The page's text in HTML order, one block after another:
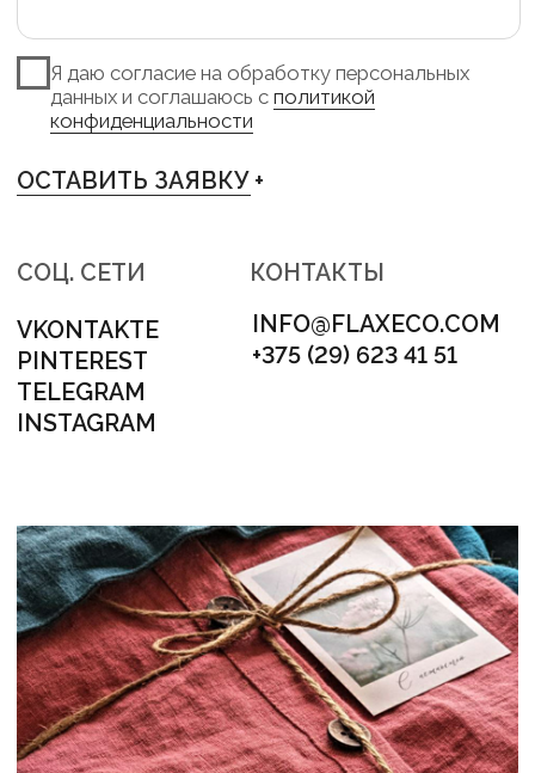
+375 (29) 623 41 51
НОМЕР ДЛЯ СВЯЗИ
INFO@FLAXECO.COM
НАШ E-MAIL
ПРОДУКЦИЯ
VKONTAKTE +
PINTEREST +
АДРЕС
СЕРТИФИКАТЫ
КОНТАКТЫ
ПУБЛИКАЦИИ
ДОСТАВКА И ОПЛАТА
КАК ЗДЕСЬ ВСЕ УСТРОЕНО
ПОСТЕЛЬНОЕ БЕЛЬЕ
ДЕТСКОЕ ПОСТЕЛЬНОЕ БЕЛЬЁ